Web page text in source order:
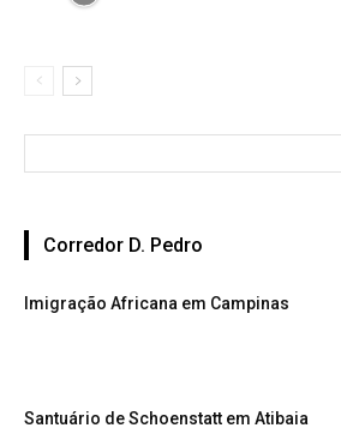
Corredor D. Pedro
Imigração Africana em Campinas
Santuário de Schoenstatt em Atibaia